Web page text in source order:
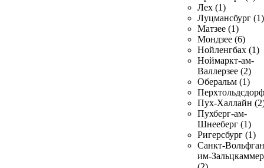
Лех (1)
Луцмансбург (1)
Матзее (1)
Мондзее (6)
Нойленгбах (1)
Ноймаркт-ам-
Валлерзее (2)
Оберальм (1)
Пух-Халлайн
Пухберг-ам-
Шнееберг (1)
Ригерсбург (1)
Санкт-
им-